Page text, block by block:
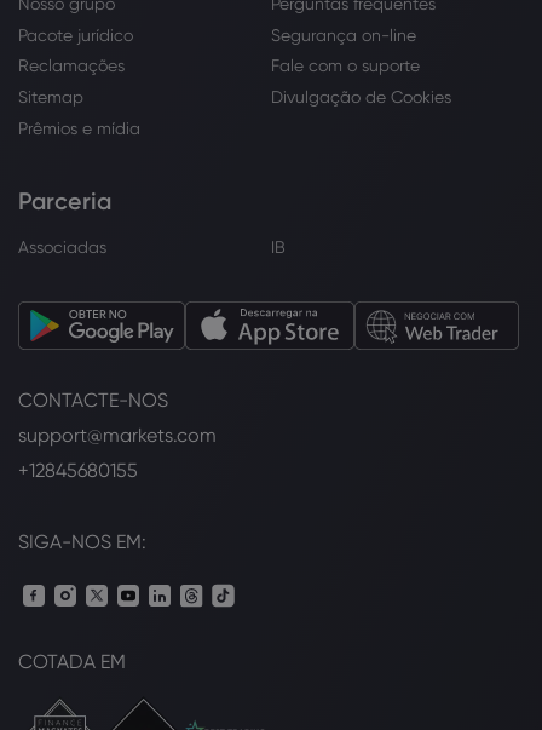
Pacote jurídico
Segurança on-line
Reclamações
Fale com o suporte
Sitemap
Divulgação de Cookies
Prêmios e mídia
Parceria
Associadas IB
CONTACTE-NOS
support@markets.com
+12845680155
SIGA-NOS EM:
COTADA EM